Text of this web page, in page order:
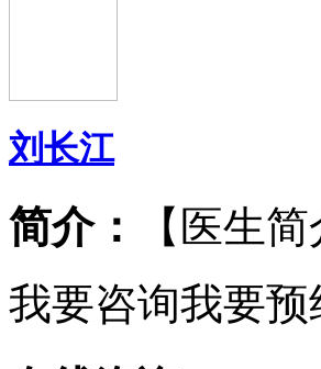
刘长江
简介：
【医生
我要咨询我要预